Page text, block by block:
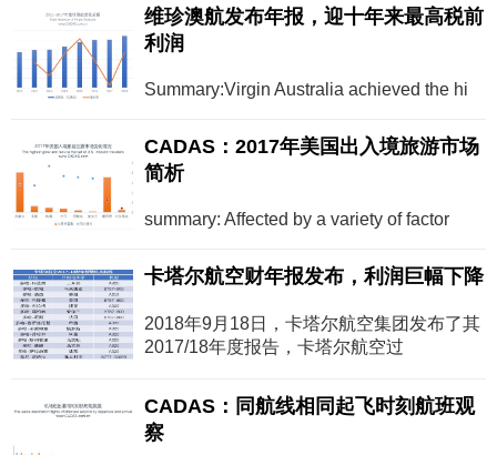
维珍澳航发布年报，迎十年来最高税前
利润
Summary:Virgin Australia achieved the hi
CADAS：2017年美国出入境旅游市场
简析
summary: Affected by a variety of factor
卡塔尔航空财年报发布，利润巨幅下降
2018年9月18日，卡塔尔航空集团发布了其
2017/18年度报告，卡塔尔航空过
CADAS：同航线相同起飞时刻航班观
察